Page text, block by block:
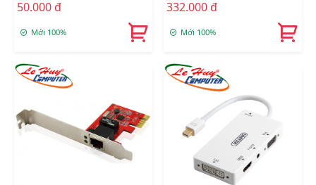
50.000 đ
Mới 100%
332.000 đ
Mới 100%